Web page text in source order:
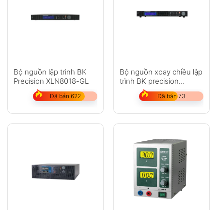
Bộ nguồn lập trình BK
Precision XLN8018-GL
Đã bán 622
Bộ nguồn xoay chiều lập
trình BK precision
XLN15010-GL
Đã bán 73